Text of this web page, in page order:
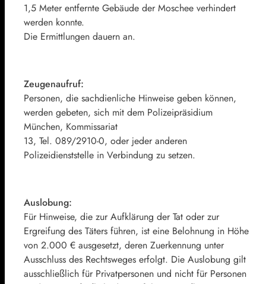
1,5 Meter entfernte Gebäude der Moschee verhindert
werden konnte.
Die Ermittlungen dauern an.
Zeugenaufruf:
Personen, die sachdienliche Hinweise geben können,
werden gebeten, sich mit dem Polizeipräsidium
München, Kommissariat
13, Tel. 089/2910-0, oder jeder anderen
Polizeidienststelle in Verbindung zu setzen.
Auslobung:
Für Hinweise, die zur Aufklärung der Tat oder zur
Ergreifung des Täters führen, ist eine Belohnung in Höhe
von 2.000 € ausgesetzt, deren Zuerkennung unter
Ausschluss des Rechtsweges erfolgt. Die Auslobung gilt
ausschließlich für Privatpersonen und nicht für Personen